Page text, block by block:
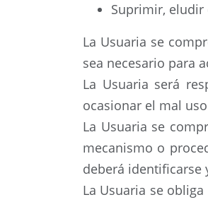
Suprimir,
La Usuaria se
sea necesario para
La Usuaria será
ocasionar el mal
La Usuaria se
mecanismo o
deberá identificarse
La Usuaria se